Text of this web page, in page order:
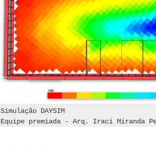
Simulação DAYSIM
Equipe premiada - Arq. Iraci Miranda